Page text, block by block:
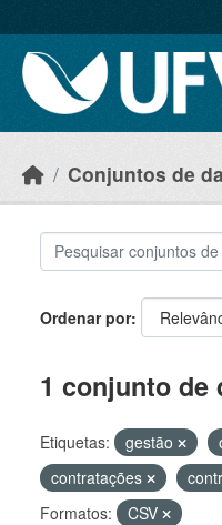
Conjuntos de
Ordenar por
1 conjunto de
Etiquetas: gestão
contratações
Formatos:
CSV